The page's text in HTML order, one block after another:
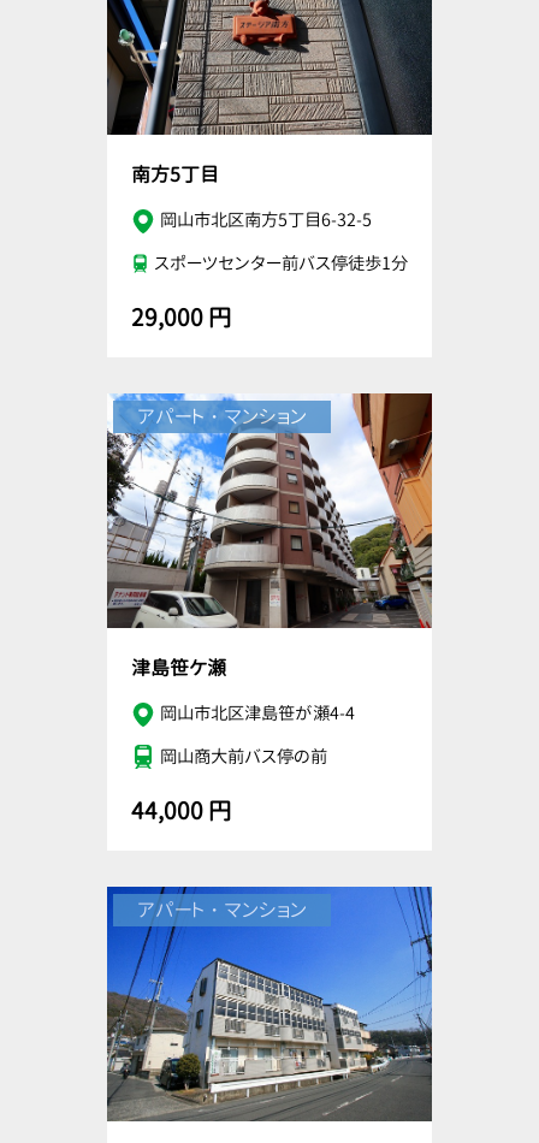
南方5丁目
岡山市北区南方5丁目6-32-5
スポーツセンター前バス停徒歩1分
29,000 円
アパート・マンション
津島笹ケ瀬
岡山市北区津島笹が瀬4-4
岡山商大前バス停の前
44,000 円
アパート・マンション